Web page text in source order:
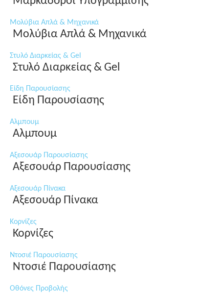
Μολύβια Απλά & Μηχανικά
Μολύβια Απλά & Μηχανικά
Στυλό Διαρκείας & Gel
Στυλό Διαρκείας & Gel
Είδη Παρουσίασης
Είδη Παρουσίασης
Αλμπουμ
Αλμπουμ
Αξεσουάρ Παρουσίασης
Αξεσουάρ Παρουσίασης
Αξεσουάρ Πίνακα
Αξεσουάρ Πίνακα
Κορνίζες
Κορνίζες
Ντοσιέ Παρουσίασης
Ντοσιέ Παρουσίασης
Οθόνες Προβολής